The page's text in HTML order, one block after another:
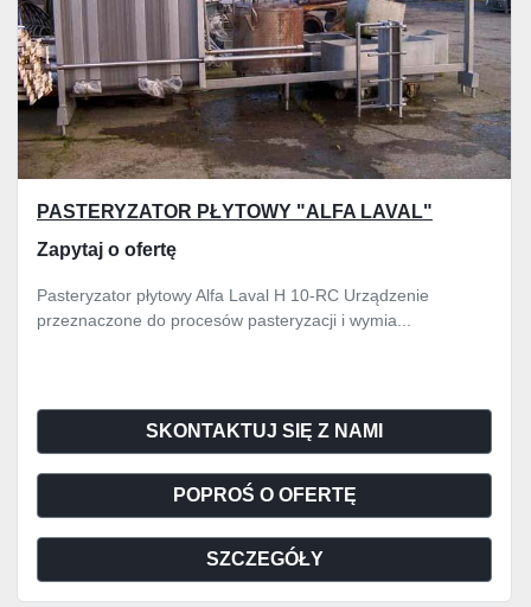
PASTERYZATOR PŁYTOWY "ALFA LAVAL"
Zapytaj o ofertę
Pasteryzator płytowy Alfa Laval H 10-RC Urządzenie
przeznaczone do procesów pasteryzacji i wymia...
SKONTAKTUJ SIĘ Z NAMI
POPROŚ O OFERTĘ
SZCZEGÓŁY